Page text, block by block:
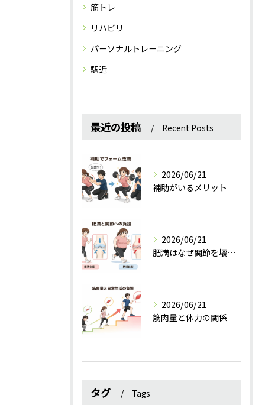
筋トレ
リハビリ
パーソナルトレーニング
駅近
最近の投稿 Recent Posts
2026/06/21
補助がいるメリット
2026/06/21
肥満はなぜ関節を壊すのか？
2026/06/21
筋肉量と体力の関係
タグ Tags